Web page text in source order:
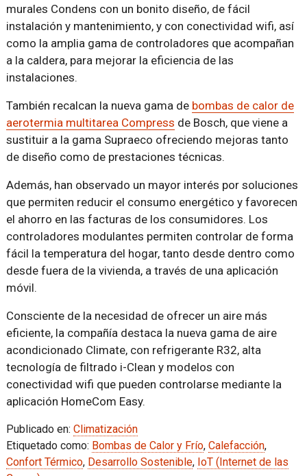
murales Condens con un bonito diseño, de fácil
instalación y mantenimiento, y con conectividad wifi, así
como la amplia gama de controladores que acompañan
a la caldera, para mejorar la eficiencia de las
instalaciones.
También recalcan la nueva gama de bombas de calor de
aerotermia multitarea Compress de Bosch, que viene a
sustituir a la gama Supraeco ofreciendo mejoras tanto
de diseño como de prestaciones técnicas.
Además, han observado un mayor interés por soluciones
que permiten reducir el consumo energético y favorecen
el ahorro en las facturas de los consumidores. Los
controladores modulantes permiten controlar de forma
fácil la temperatura del hogar, tanto desde dentro como
desde fuera de la vivienda, a través de una aplicación
móvil.
Consciente de la necesidad de ofrecer un aire más
eficiente, la compañía destaca la nueva gama de aire
acondicionado Climate, con refrigerante R32, alta
tecnología de filtrado i-Clean y modelos con
conectividad wifi que pueden controlarse mediante la
aplicación HomeCom Easy.
Publicado en: Climatización
Etiquetado como: Bombas de Calor y Frío, Calefacción,
Confort Térmico, Desarrollo Sostenible, IoT (Internet de las